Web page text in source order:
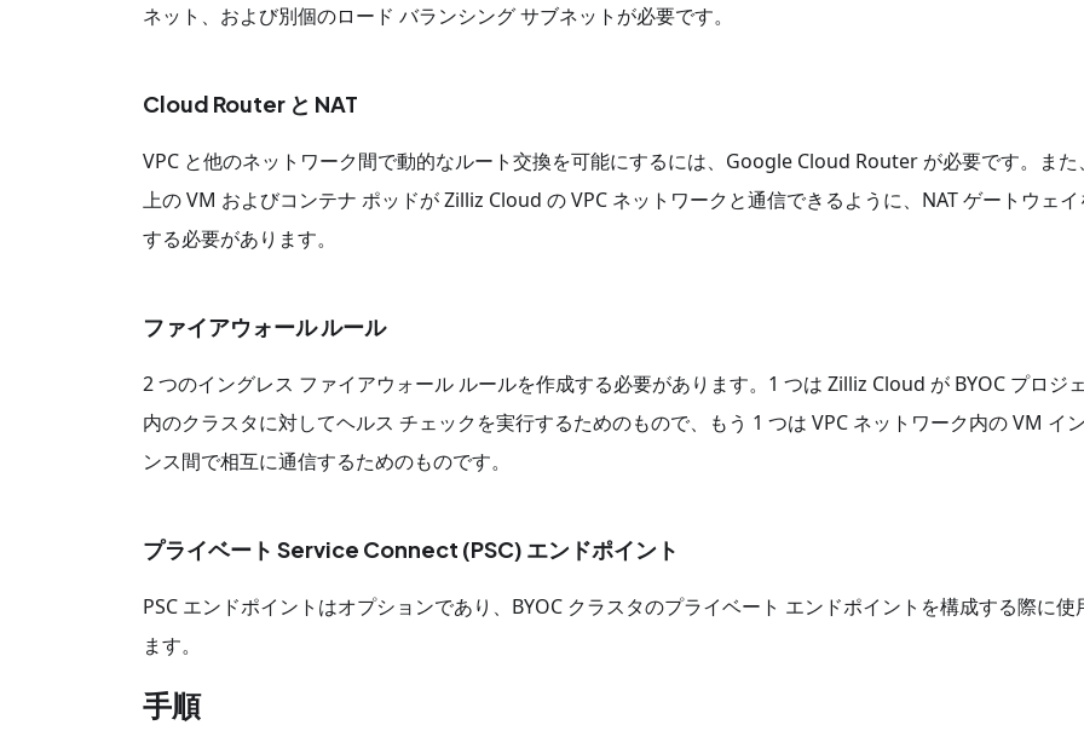
ネット、および別個のロード バランシング サブネットが必要です。
Cloud Router と NAT
VPC と他のネットワーク間で動的なルート交換を可能にするには、Google Cloud Router が必要です。また
上の VM およびコンテナ ポッドが Zilliz Cloud の VPC ネットワークと通信できるように、NAT ゲートウェ
する必要があります。
ファイアウォール ルール
2 つのイングレス ファイアウォール ルールを作成する必要があります。1 つは Zilliz Cloud が BYOC プロジ
内のクラスタに対してヘルス チェックを実行するためのもので、もう 1 つは VPC ネットワーク内の VM イ
ンス間で相互に通信するためのものです。
プライベート Service Connect (PSC) エンドポイント
PSC エンドポイントはオプションであり、BYOC クラスタのプライベート エンドポイントを構成する際に使
ます。
手順